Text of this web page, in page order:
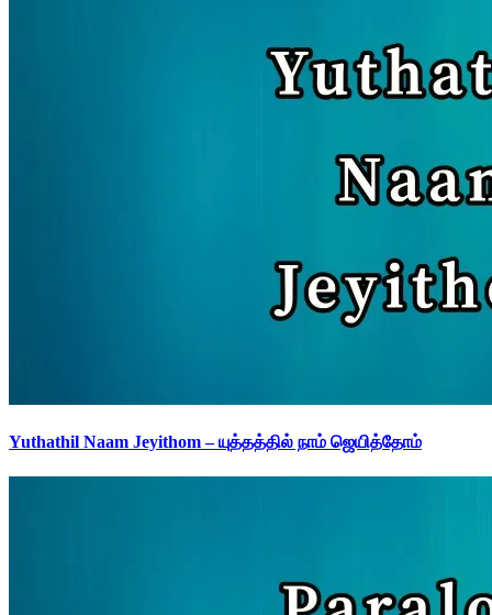
Yuthathil Naam Jeyithom – யுத்தத்தில் நாம் ஜெயித்தோம்